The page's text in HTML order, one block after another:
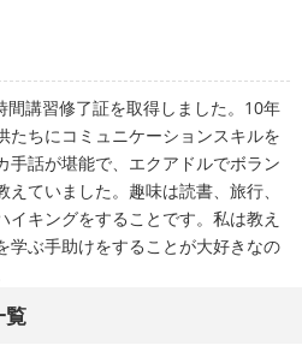
間講習修了証を取得しました。10年
たちにコミュニケーションスキルを
手話が堪能で、エクアドルでボラン
ていました。趣味は読書、旅行、
イキングをすることです。私は教え
学ぶ手助けをすることが大好きなの
覧